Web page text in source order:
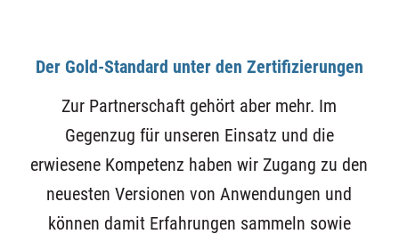
Der Gold-Standard unter den Zertifizierungen
Zur Partnerschaft gehört aber mehr. Im
Gegenzug für unseren Einsatz und die
erwiesene Kompetenz haben wir Zugang zu den
neuesten Versionen von Anwendungen und
können damit Erfahrungen sammeln sowie